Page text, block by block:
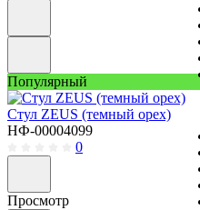
Популярный
Стул ZEUS (темный орех)
НФ-00004099
0
Просмотр